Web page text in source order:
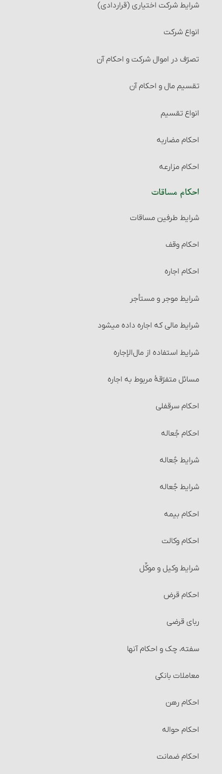
شرایط شرکت اختیاری (قراردادی)
انواع شرکت‏
تصرّف در اموال شرکت و احکام آن
تقسیم مال و احکام آن‏
انواع تقسیم‏
احکام مضاربه‏
احکام مزارعه‏
احکام مساقات‏
شرایط طرفین مساقات
احکام وقف
احکام اجاره‏
شرایط موجر و مستأجر
شرایط مالی که اجاره داده می‏شود
شرایط استفاده از مال‌الإجاره
مسائل متفرّقۀ مربوط به اجاره
احکام سرقفلی
احکام جُعاله
شرایط جُعاله‏
شرایط جُعاله‏
احکام بیمه
احکام وکالت
شرایط وکیل و موکِّل
احکام قرض
ربای قرضی
سفته، چک و احکام آنها‏
معاملات بانکی
احکام رهن‏
احکام حواله‏
احکام ضمانت‏